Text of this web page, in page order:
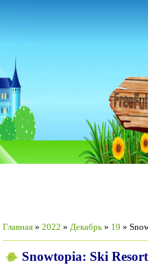
Главная » 2022 » Декабрь » 19 »
Snowtopia: Ski